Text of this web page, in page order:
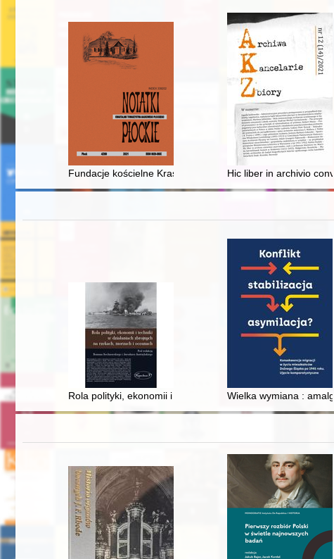
Fundacje kościelne Krasińskich na Mazowszu : zarys
Hic liber in archivio
Rola polityki, ekonomii i techniki w działaniach zbrojnych
Wielka wymiana :